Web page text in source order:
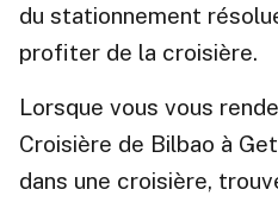
du stationnement
profiter de la croisière.
Lorsque vous vous
Croisière de Bilbao à
dans une croisière,